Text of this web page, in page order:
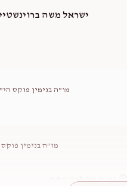
ישראל משה
מו"ה בנימין פוקס
מו"ה בנימין פוקס
זכות יין למשפחה